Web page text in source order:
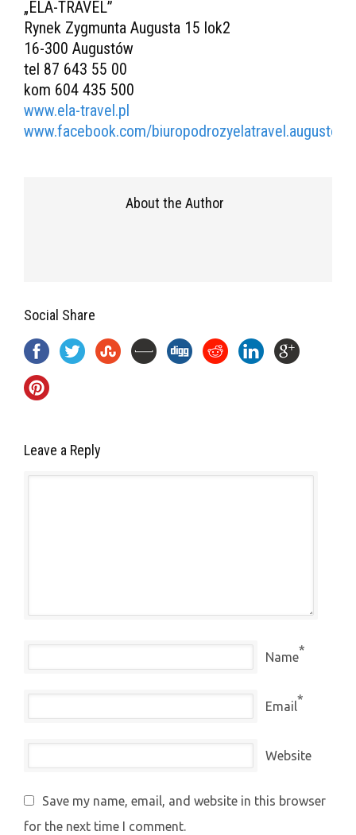
„ELA-TRAVEL”
Rynek Zygmunta Augusta 15 lok2
16-300 Augustów
tel 87 643 55 00
kom 604 435 500
www.ela-travel.pl
www.facebook.com/biuropodrozyelatravel.augustow/
About the Author
Social Share
Leave a Reply
Name*
Email*
Website
Save my name, email, and website in this browser
for the next time I comment.